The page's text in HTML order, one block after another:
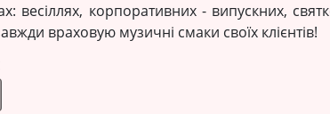
весіллях, корпоративних - випускних,
враховую музичні смаки своїх клієнтів!